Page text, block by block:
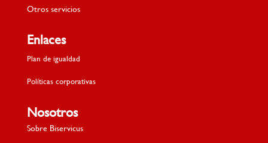
Otros servicios
Enlaces
Plan de igualdad
Políticas corporativas
Nosotros
Sobre Biservicus